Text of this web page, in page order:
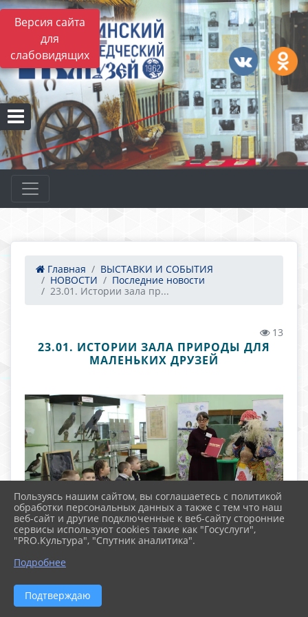
Версия сайта
для
слабовидящих
Главная
ВЫСТАВКИ И СОБЫТИЯ
НОВОСТИ
Последние новости
23.01. Истории зала пр...
13
23.01. ИСТОРИИ ЗАЛА ПРИРОДЫ ДЛЯ
МАЛЕНЬКИХ ДРУЗЕЙ
Пользуясь нашим сайтом, вы соглашаетесь с политикой
обработки персональных данных а также с тем что наш
веб-сайт и другие подключенные к веб-сайту сторонние
сервисы используют cookies такие как "Госуслуги",
"PRO.Культура", "Спутник аналитика".
Подробнее
Подтверждаю